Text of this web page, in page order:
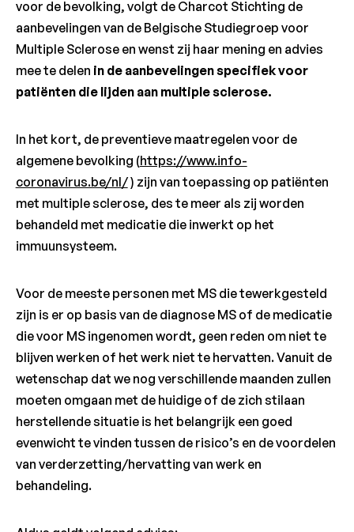
voor de bevolking, volgt de Charcot Stichting de
aanbevelingen van de Belgische Studiegroep voor
Multiple Sclerose en wenst zij haar mening en advies
mee te delen in de aanbevelingen specifiek voor
patiënten die lijden aan multiple sclerose.
In het kort, de preventieve maatregelen voor de
algemene bevolking (https://www.info-
coronavirus.be/nl/) zijn van toepassing op patiënten
met multiple sclerose, des te meer als zij worden
behandeld met medicatie die inwerkt op het
immuunsysteem.
Voor de meeste personen met MS die tewerkgesteld
zijn is er op basis van de diagnose MS of de medicatie
die voor MS ingenomen wordt, geen reden om niet te
blijven werken of het werk niet te hervatten. Vanuit de
wetenschap dat we nog verschillende maanden zullen
moeten omgaan met de huidige of de zich stilaan
herstellende situatie is het belangrijk een goed
evenwicht te vinden tussen de risico’s en de voordelen
van verderzetting/hervatting van werk en
behandeling.